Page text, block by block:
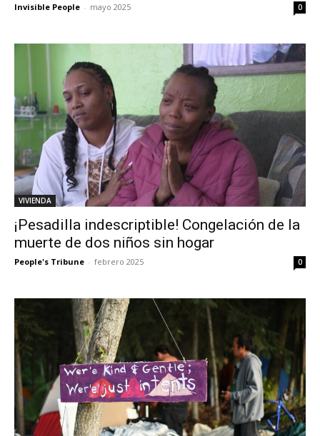
Invisible People - mayo 2025 0
VIVIENDA
¡Pesadilla indescriptible! Congelación de la
muerte de dos niños sin hogar
People's Tribune - febrero 2025 0